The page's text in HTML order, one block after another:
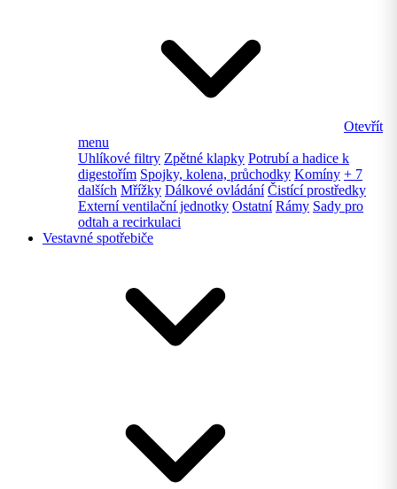
Otevřít
menu
Uhlíkové filtry Zpětné klapky Potrubí a hadice k
digestořím Spojky, kolena, průchodky Komíny + 7
dalších Mřížky Dálkové ovládání Čistící prostředky
Externí ventilační jednotky Ostatní Rámy Sady pro
odtah a recirkulaci
Vestavné spotřebiče